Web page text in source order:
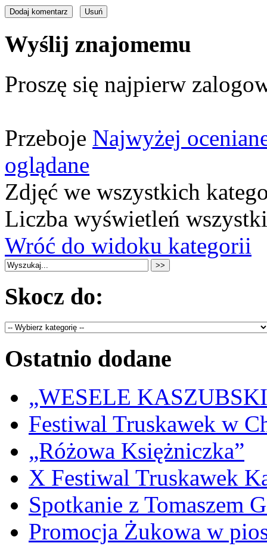
Wyślij znajomemu
Proszę się najpierw
Przeboje Najwyżej
oglądane
Zdjęć we wszystkich
Liczba wyświetleń
Wróć do widoku kategorii
Skocz do:
Ostatnio dodane
„WESELE
Festiwal Truskawek w
„Różowa Księżniczka”
X Festiwal Truskawek
Spotkanie z Tomaszem
Promocja Żukowa w